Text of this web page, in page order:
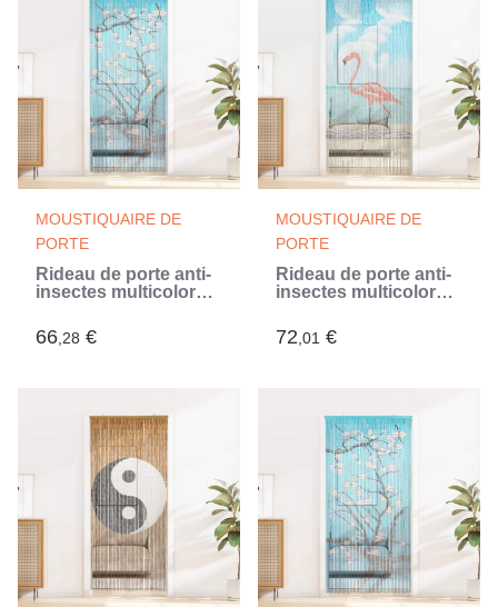
MOUSTIQUAIRE DE
PORTE
Rideau de porte anti-
insectes multicolore
(Multicouleur)
66,28 €
MOUSTIQUAIRE DE
PORTE
Rideau de porte anti-
insectes multicolore
(Multicouleur)
72,01 €